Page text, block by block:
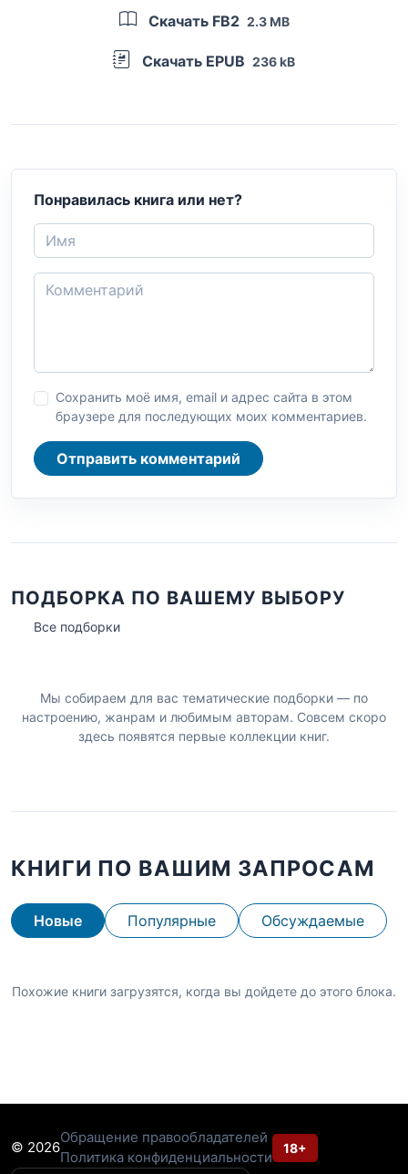
Скачать FB2 2.3 MB
Скачать EPUB 236 kB
Понравилась книга или нет?
Сохранить моё имя, email и адрес сайта в этом
браузере для последующих моих комментариев.
Отправить комментарий
ПОДБОРКА ПО ВАШЕМУ ВЫБОРУ
Все подборки
Мы собираем для вас тематические подборки — по
настроению, жанрам и любимым авторам. Совсем скоро
здесь появятся первые коллекции книг.
КНИГИ ПО ВАШИМ ЗАПРОСАМ
Новые Популярные Обсуждаемые
Похожие книги загрузятся, когда вы дойдете до этого блока.
© 2026
Обращение правообладателей
Политика конфиденциальности
18+